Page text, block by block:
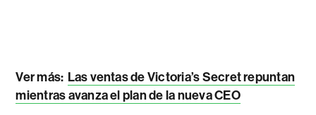
Ver más: Las ventas de Victoria’s Secret repuntan
mientras avanza el plan de la nueva CEO